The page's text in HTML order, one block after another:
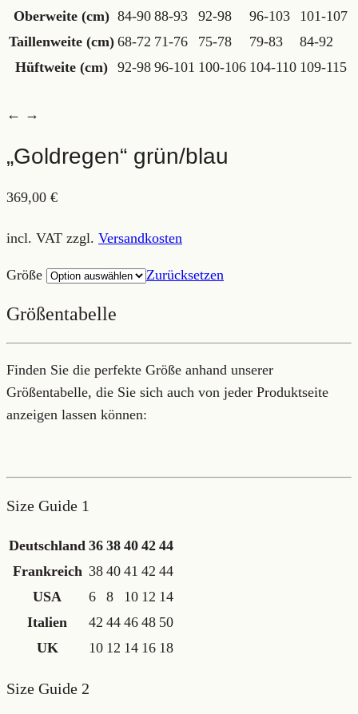
Oberweite (cm) 84-90 88-93 92-98 96-103
101-107
Taillenweite (cm) 68-72 71-76 75-78 79-83
84-92
Hüftweite (cm) 92-98 96-101 100-106 104-110 109-115
← →
„Goldregen“ grün/blau
369,00 €
incl. VAT zzgl. Versandkosten
Größe Zurücksetzen
Größentabelle
Finden Sie die perfekte Größe anhand unserer
Größentabelle, die Sie sich auch von jeder Produktseite
anzeigen lassen können:
Size Guide 1
Deutschland 36 38 40 42 44
Frankreich 38 40 41 42 44
USA
6 8 10 12 14
Italien
42 44 46 48 50
UK
10 12 14 16 18
Size Guide 2